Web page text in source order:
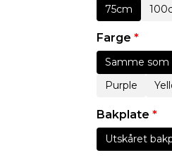
75cm
Farge *
Samme som
Purple
Bakplate *
Utskåret